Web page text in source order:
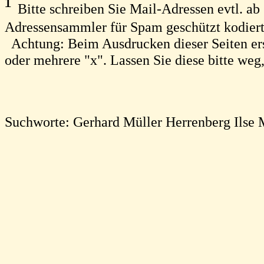
¹ Bitte schreiben Sie Mail-Adressen evtl.
Adressensammler für Spam geschützt
Achtung: Beim Ausdrucken dieser Seiten
oder mehrere "x". Lassen Sie diese bitte
Suchworte: Gerhard Müller Herrenberg